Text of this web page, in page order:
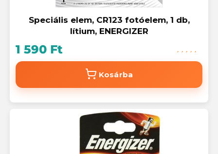
Speciális elem, CR123 fotóelem, 1 db,
lítium, ENERGIZER
1 590 Ft
Kosárba